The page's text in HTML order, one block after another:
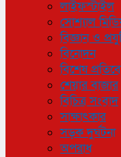
লাইফস্টাইল
সোশ্যাল
বিজ্ঞান ও
বিনোদন
বিশেষ
শেয়ার বাজার
বিচিত্র সংবাদ
সাক্ষাৎকার
সড়ক দুর্ঘটনা
অপরাধ